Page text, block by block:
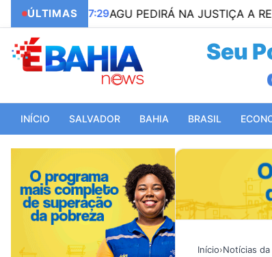
ÚLTIMAS
17:29AGU PEDIRÁ NA JUSTIÇA A RETIRADA
Seu
INÍCIO SALVADOR BAHIA BRASIL
Início›Notícias da